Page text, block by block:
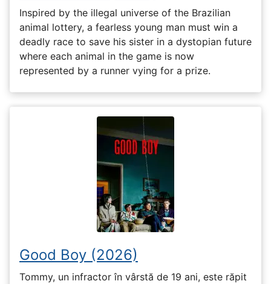
Inspired by the illegal universe of the Brazilian
animal lottery, a fearless young man must win a
deadly race to save his sister in a dystopian future
where each animal in the game is now
represented by a runner vying for a prize.
Good Boy (2026)
Tommy, un infractor în vârstă de 19 ani, este răpit